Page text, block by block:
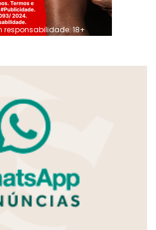
responsabilidade. 18+